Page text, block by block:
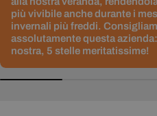
più vivibile anche durante i
invernali più freddi.
assolutamente questa
nostra, 5 stelle meritatissime!